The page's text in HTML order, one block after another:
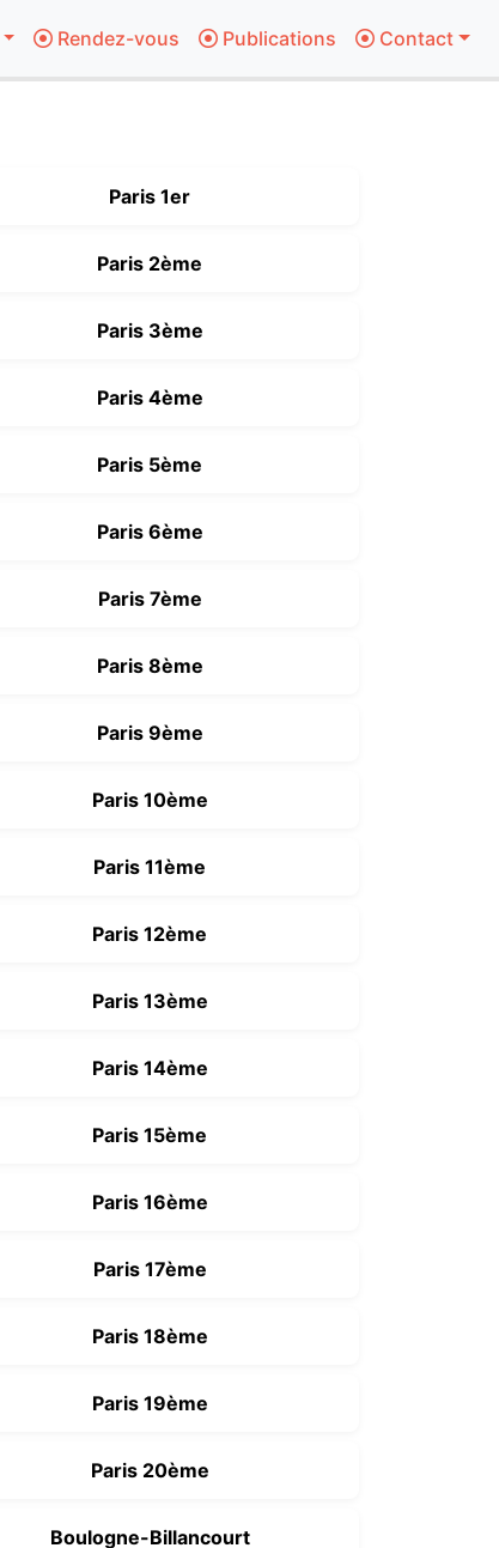
Rendez-vous Publications Contact
Paris 1er
Paris 2ème
Paris 3ème
Paris 4ème
Paris 5ème
Paris 6ème
Paris 7ème
Paris 8ème
Paris 9ème
Paris 10ème
Paris 11ème
Paris 12ème
Paris 13ème
Paris 14ème
Paris 15ème
Paris 16ème
Paris 17ème
Paris 18ème
Paris 19ème
Paris 20ème
Boulogne-Billancourt